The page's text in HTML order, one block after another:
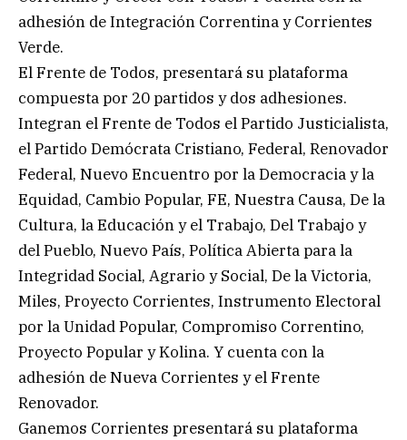
adhesión de Integración Correntina y Corrientes
Verde.
El Frente de Todos, presentará su plataforma
compuesta por 20 partidos y dos adhesiones.
Integran el Frente de Todos el Partido Justicialista,
el Partido Demócrata Cristiano, Federal, Renovador
Federal, Nuevo Encuentro por la Democracia y la
Equidad, Cambio Popular, FE, Nuestra Causa, De la
Cultura, la Educación y el Trabajo, Del Trabajo y
del Pueblo, Nuevo País, Política Abierta para la
Integridad Social, Agrario y Social, De la Victoria,
Miles, Proyecto Corrientes, Instrumento Electoral
por la Unidad Popular, Compromiso Correntino,
Proyecto Popular y Kolina. Y cuenta con la
adhesión de Nueva Corrientes y el Frente
Renovador.
Ganemos Corrientes presentará su plataforma